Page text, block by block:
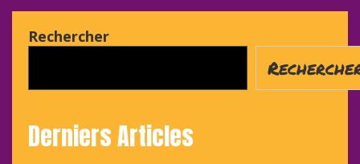
Rechercher
Derniers Articles